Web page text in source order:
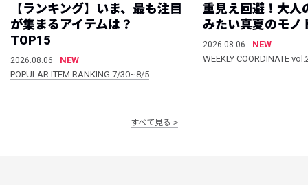
【ランキング】いま、最も注目
が集まるアイテムは？ ｜
TOP15
2026.08.06
NEW
POPULAR ITEM RANKING 7/30~8/5
重見え回避！大人
みたい真夏のモノ
2026.08.06
NEW
WEEKLY COORDINATE
すべて見る